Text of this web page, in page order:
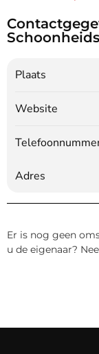
Plaats
Website
Adres
Er is nog geen
u de eigenaar?